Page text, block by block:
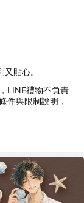
貼心。
LINE禮物不負責
件與限制說明，